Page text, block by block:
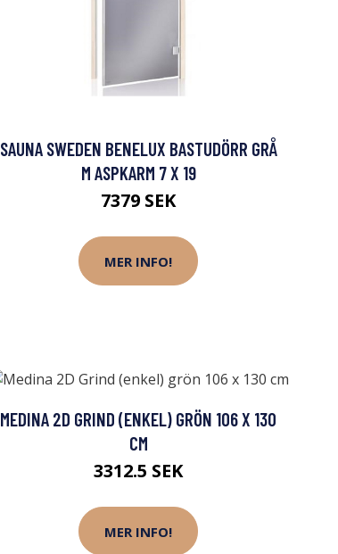
SAUNA SWEDEN BENELUX BASTUDÖRR GRÅ
M ASPKARM 7 X 19
7379 SEK
MER INFO!
MEDINA 2D GRIND (ENKEL) GRÖN 106 X 130
CM
3312.5 SEK
MER INFO!